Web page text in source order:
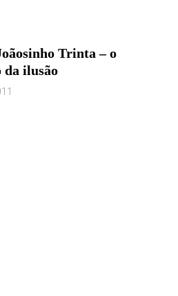
Trinta – o
ilusão